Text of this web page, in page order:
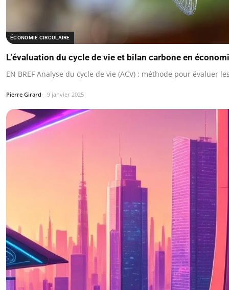
ÉCONOMIE CIRCULAIRE
L’évaluation du cycle de vie et bilan carbone en
EN BREF Analyse du cycle de vie (ACV) : méthode pour évaluer
Pierre Girard 9 janvier 2025